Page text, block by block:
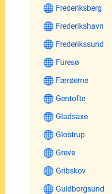
Frederiksberg
Frederikshavn
Frederikssund
Furesø
Færøerne
Gentofte
Gladsaxe
Glostrup
Greve
Gribskov
Guldborgsund